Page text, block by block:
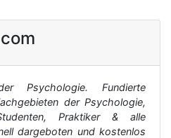
Psychologie. Fundierte
der Psychologie,
Praktiker & alle
dargeboten und kostenlos